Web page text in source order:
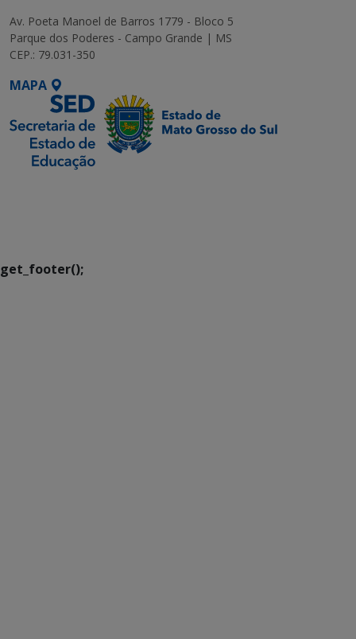
Av. Poeta Manoel de Barros 1779 - Bloco 5
Parque dos Poderes - Campo Grande | MS
CEP.: 79.031-350
MAPA
get_footer();